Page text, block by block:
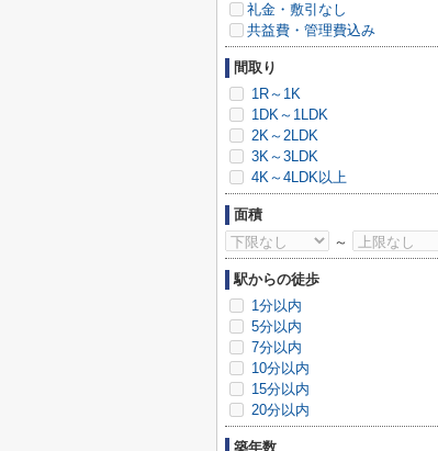
礼金・敷引なし
共益費・管理費込み
間取り
1R～1K
1DK～1LDK
2K～2LDK
3K～3LDK
4K～4LDK以上
面積
～
駅からの徒歩
1分以内
5分以内
7分以内
10分以内
15分以内
20分以内
築年数